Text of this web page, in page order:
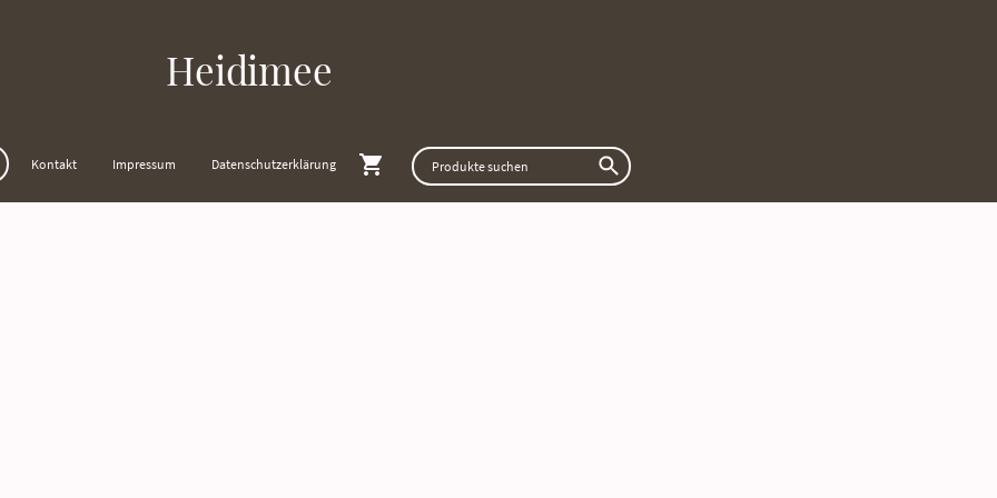
Heidimee
Kontakt Impressum Datenschutzerklärung